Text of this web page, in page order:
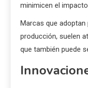
minimicen el
Marcas que
producción, suelen
que también puede